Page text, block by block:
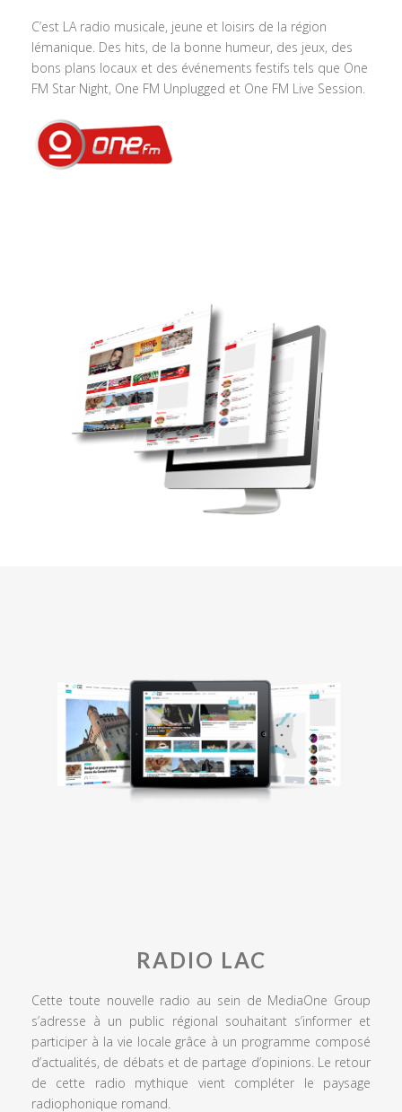
C’est LA radio musicale, jeune et loisirs de la région
lémanique. Des hits, de la bonne humeur, des jeux, des
bons plans locaux et des événements festifs tels que One
FM Star Night, One FM Unplugged et One FM Live Session.
RADIO LAC
Cette toute nouvelle radio au sein de MediaOne Group
s’adresse à un public régional souhaitant s’informer et
participer à la vie locale grâce à un programme composé
d’actualités, de débats et de partage d’opinions. Le retour
de cette radio mythique vient compléter le paysage
radiophonique romand.